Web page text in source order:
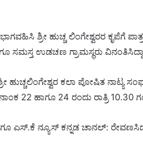
ಶ್ರೀ ಹುಚ್ಚ ಲಿಂಗೇಶ್ವರರ ಕೃಪೆಗೆ ಪಾತ್ರ
ಸಮಸ್ತ ಉಡಚಣ ಗ್ರಾಮಸ್ಥರು
ಹುಚ್ಚಲಿಂಗೇಶ್ವರ ಕಲಾ ಪೋಷಿತ
22 ಹಾಗೂ 24 ರಂದು ರಾತ್ರಿ 10.30
ಎಸ್.ಕೆ ನ್ಯೂಸ್ ಕನ್ನಡ ಚಾನಲ್: